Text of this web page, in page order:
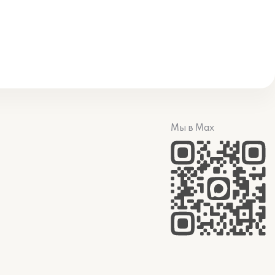
Мы в Max